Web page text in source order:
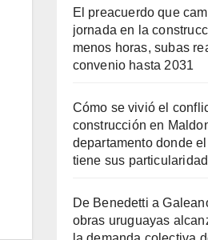
El preacuerdo que
jornada en la
menos horas, subas
convenio hasta 2031
Cómo se vivió el
construcción en
departamento donde
tiene sus
De Benedetti a
obras uruguayas